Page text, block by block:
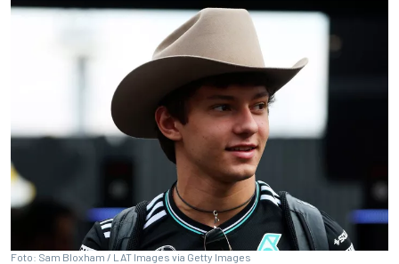
Foto: Sam Bloxham / LAT Images via Getty Images